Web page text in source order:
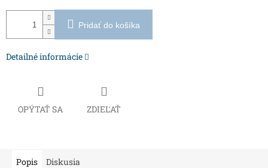
Pridať do košíka
Detailné informácie
OPÝTAŤ SA ZDIEĽAŤ
Popis Diskusia